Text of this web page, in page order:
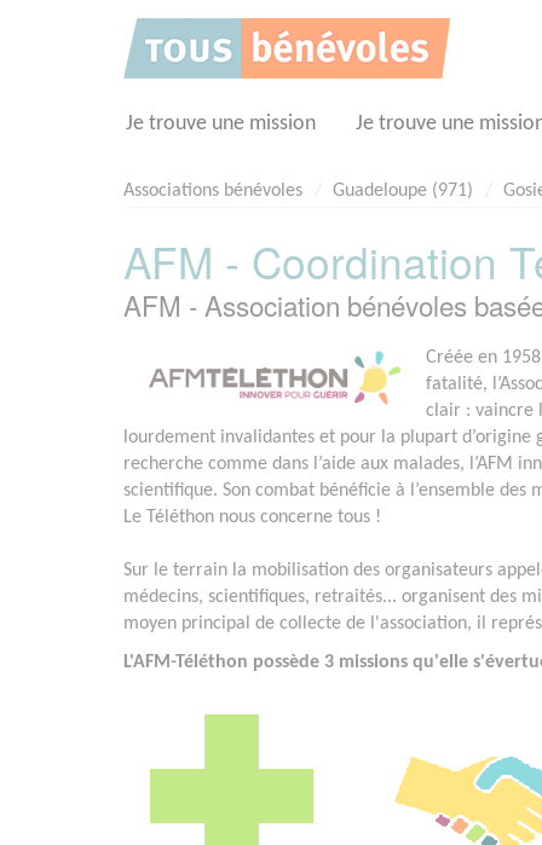
Je trouve une mission Je trouve une
Associations bénévoles Guadeloupe (971)
AFM - Coordination
AFM - Association bénévoles
Créée en
fatalité,
clair : vaincre
lourdement invalidantes et pour la plupart d’origine
recherche comme dans l’aide aux malades, l’AFM
scientifique. Son combat bénéficie à l’ensemble
Le Téléthon nous concerne tous !
Sur le terrain la mobilisation des organisateurs
médecins, scientifiques, retraités... organisent des
moyen principal de collecte de l'association, il
L'AFM-Téléthon possède 3 missions qu'elle